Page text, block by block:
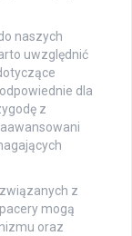
naszych
uwzględnić
dla
z
z
mogą
oraz